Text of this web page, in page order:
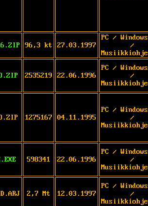
96,3 kt 27.03.1997
PC /
/
2535219 22.06.1996
PC /
/
1275167 04.11.1995
PC /
/
598341 22.06.1996
PC /
/
2,7 Mt 12.03.1997
PC /
/